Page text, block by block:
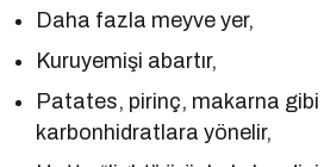
Daha fazla meyve yer,
Kuruyemişi abartır,
Patates, pirinç, makarna gibi
karbonhidratlara yönelir,